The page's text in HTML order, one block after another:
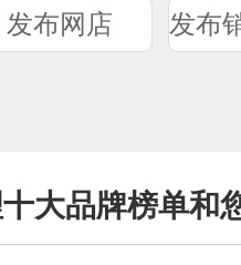
发布网店
大品牌榜单和